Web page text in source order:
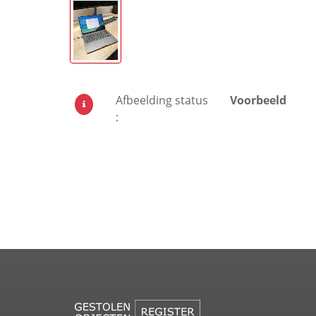
Afbeelding status
:
Voorbeeld